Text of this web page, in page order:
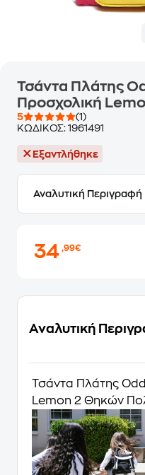
Τσάντα Πλάτης
Προσχολική
5
(1)
ΚΩΔΙΚΟΣ: 1961491
Εξαντλήθηκε
Αναλυτική Περιγραφή
34,99€
Αναλυτική
Τσάντα Πλάτης
Lemon 2 Θηκών